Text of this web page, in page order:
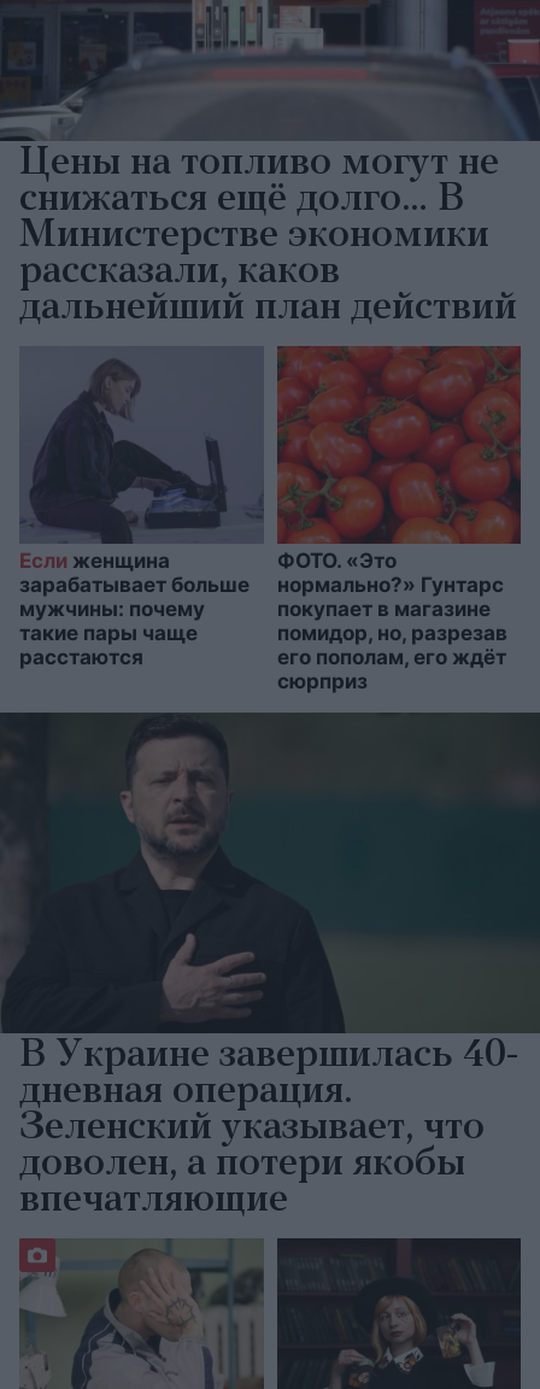
Цены на топливо могут не
снижаться ещё долго… В
Министерстве экономики
рассказали, каков
дальнейший план действий
Если женщина
зарабатывает больше
мужчины: почему
такие пары чаще
расстаются
ФОТО. «Это
нормально?» Гунтарс
покупает в магазине
помидор, но, разрезав
его пополам, его ждёт
сюрприз
В Украине завершилась 40-
дневная операция.
Зеленский указывает, что
доволен, а потери якобы
впечатляющие